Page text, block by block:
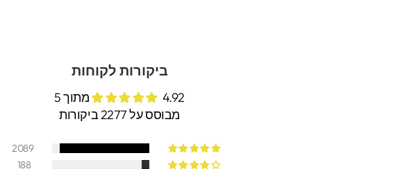
ביקורות לקוחות
4.92 מתוך 5
מבוסס על 2277 ביקורות
2089
188